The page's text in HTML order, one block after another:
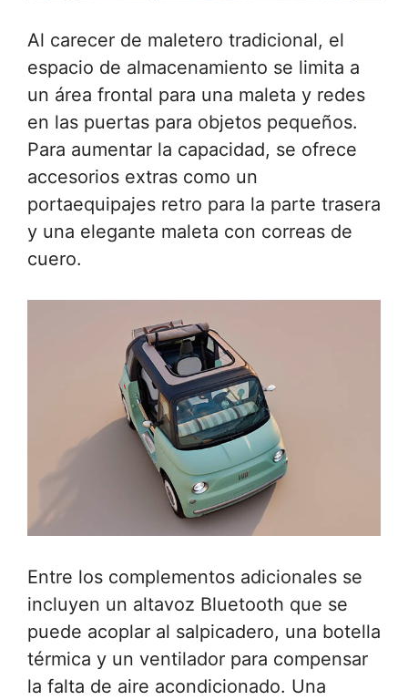
Al carecer de maletero tradicional, el
espacio de almacenamiento se limita a
un área frontal para una maleta y redes
en las puertas para objetos pequeños.
Para aumentar la capacidad, se ofrece
accesorios extras como un
portaequipajes retro para la parte trasera
y una elegante maleta con correas de
cuero.
Entre los complementos adicionales se
incluyen un altavoz Bluetooth que se
puede acoplar al salpicadero, una botella
térmica y un ventilador para compensar
la falta de aire acondicionado. Una